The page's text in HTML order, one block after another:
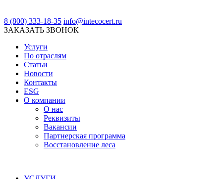
8 (800) 333-18-35 info@intecocert.ru
ЗАКАЗАТЬ ЗВОНОК
Услуги
По отраслям
Статьи
Новости
Контакты
ESG
О компании
О нас
Реквизиты
Вакансии
Партнерская программа
Восстановление леса